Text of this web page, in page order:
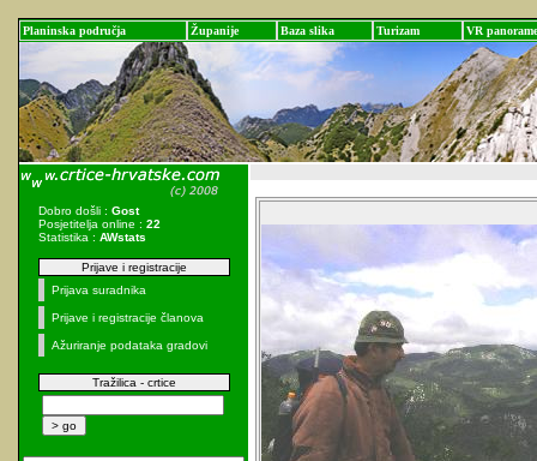
Planinska područja Županije Baza slika Turizam VR panorame
Dobro došli : Gost
Posjetitelja online : 22
Statistika : AWstats
Prijave i registracije
Prijava suradnika
Prijave i registracije članova
Ažuriranje podataka gradovi
Tražilica - crtice